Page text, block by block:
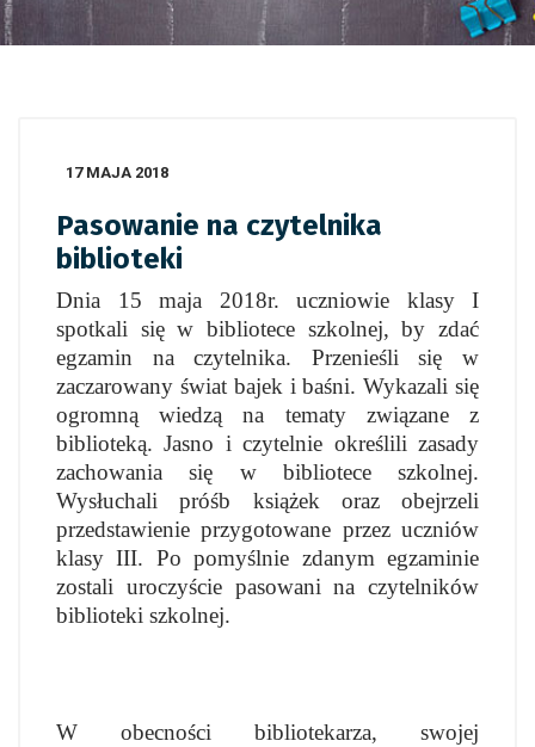
17 MAJA 2018
Pasowanie na czytelnika
biblioteki
Dnia 15 maja 2018r. uczniowie klasy I
spotkali się w bibliotece szkolnej, by zdać
egzamin na czytelnika. Przenieśli się w
zaczarowany świat bajek i baśni. Wykazali się
ogromną wiedzą na tematy związane z
biblioteką. Jasno i czytelnie określili zasady
zachowania się w bibliotece szkolnej.
Wysłuchali próśb książek oraz obejrzeli
przedstawienie przygotowane przez uczniów
klasy III. Po pomyślnie zdanym egzaminie
zostali uroczyście pasowani na czytelników
biblioteki szkolnej.
W obecności bibliotekarza, swojej